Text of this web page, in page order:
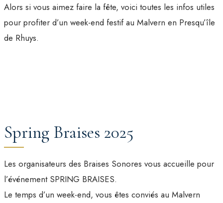
Alors si vous aimez faire la fête, voici toutes les infos utiles
pour profiter d’un week-end festif au Malvern en Presqu’île
de Rhuys.
Spring Braises 2025
Les organisateurs des Braises Sonores vous accueille pour
l’événement SPRING BRAISES.
Le temps d’un week-end, vous êtes conviés au Malvern